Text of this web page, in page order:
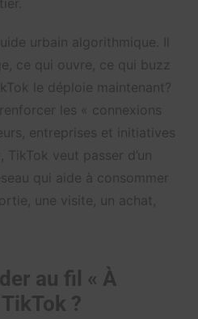
urbain algorithmique. Il
ce qui ouvre, ce qui buzz
le déploie maintenant?
les « connexions
entreprises et initiatives
veut passer d’un
qui aide à consommer
une visite, un achat,
au fil « À
?